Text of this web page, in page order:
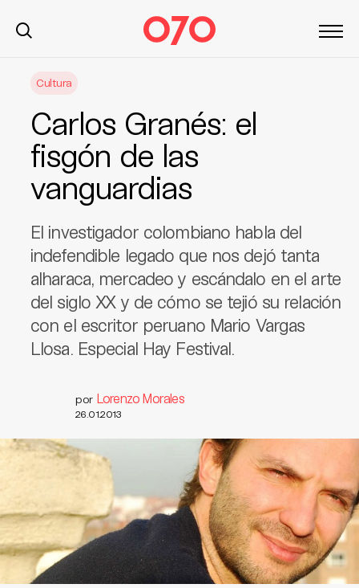
Cultura
Carlos Granés: el
fisgón de las
vanguardias
El investigador colombiano habla del
indefendible legado que nos dejó tanta
alharaca, mercadeo y escándalo en el arte
del siglo XX y de cómo se tejió su relación
con el escritor peruano Mario Vargas
Llosa. Especial Hay Festival.
por Lorenzo Morales
26.01.2013